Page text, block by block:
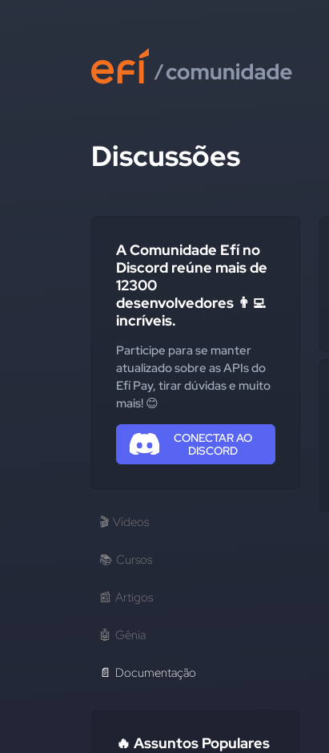
Discussões
A Comunidade Efí no
Discord reúne mais de
12300
desenvolvedores 👨‍💻
incríveis.
Participe para se manter
atualizado sobre as APIs do
Efí Pay, tirar dúvidas e muito
mais! 😊
CONECTAR AO
DISCORD
🎬 Vídeos
📚 Cursos
📰 Artigos
🤖 Gênia
📄 Documentação
🔥 Assuntos Populares